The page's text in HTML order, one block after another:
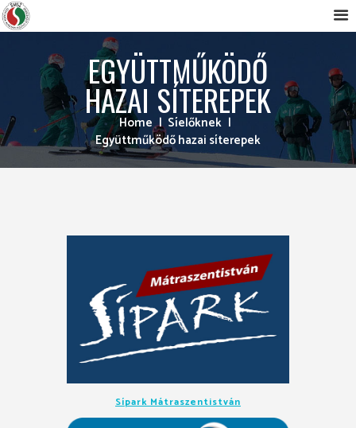
EGYÜTTMŰKÖDŐ
HAZAI SÍTEREPEK
Home
Síelőknek
Együttműködő hazai síterepek
Sípark Mátraszentistván